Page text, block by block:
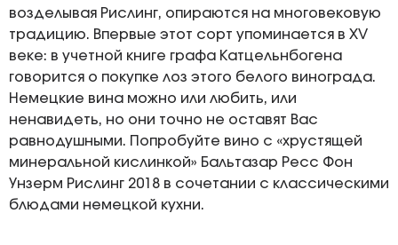
возделывая Рислинг, опираются на многовековую
традицию. Впервые этот сорт упоминается в XV
веке: в учетной книге графа Катцельнбогена
говорится о покупке лоз этого белого винограда.
Немецкие вина можно или любить, или
ненавидеть, но они точно не оставят Вас
равнодушными. Попробуйте вино с «хрустящей
минеральной кислинкой» Бальтазар Ресс Фон
Унзерм Рислинг 2018 в сочетании с классическими
блюдами немецкой кухни.